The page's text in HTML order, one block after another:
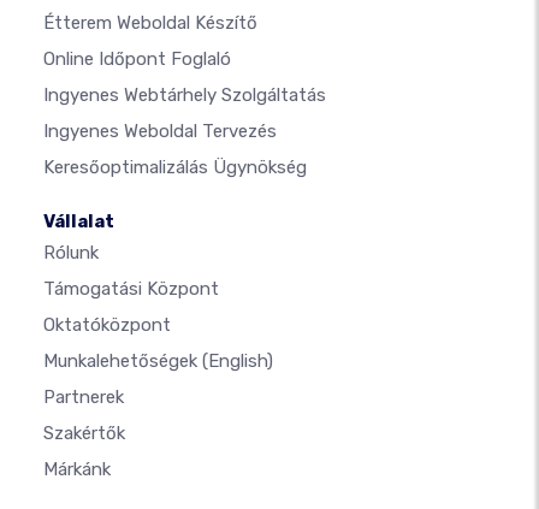
Étterem Weboldal Készítő
Online Időpont Foglaló
Ingyenes Webtárhely Szolgáltatás
Ingyenes Weboldal Tervezés
Keresőoptimalizálás Ügynökség
Vállalat
Rólunk
Támogatási Központ
Oktatóközpont
Munkalehetőségek (English)
Partnerek
Szakértők
Márkánk